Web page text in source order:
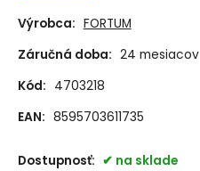
Výrobca: FORTUM
Záručná doba: 24 mesiacov
Kód: 4703218
EAN: 8595703611735
Dostupnosť: na sklade